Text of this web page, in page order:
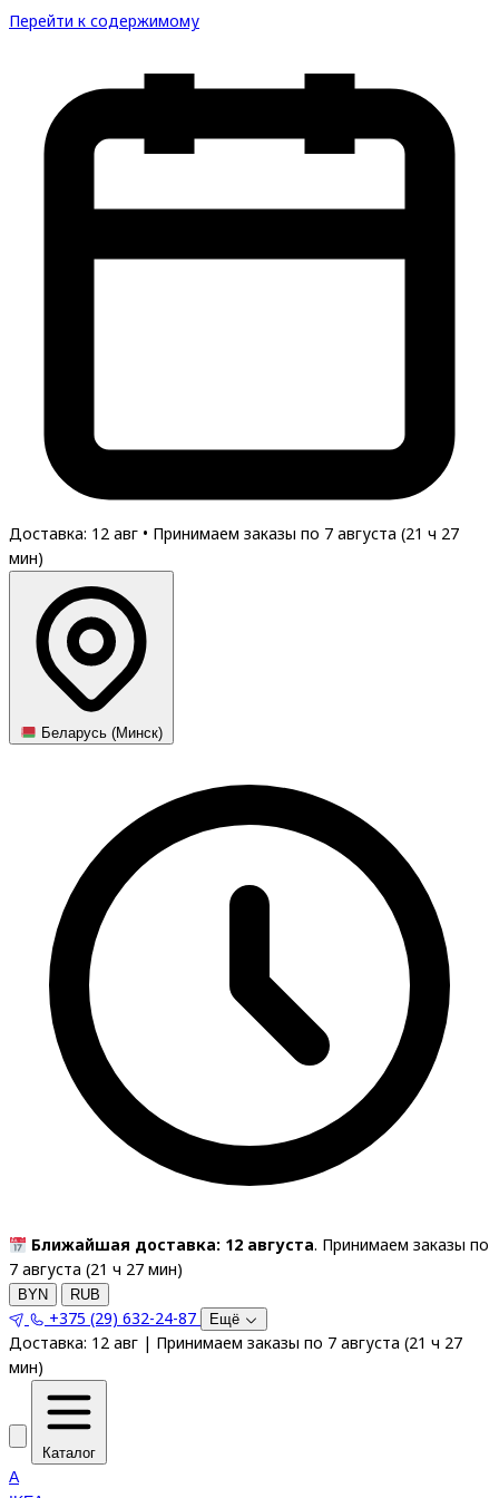
Перейти к содержимому
Доставка: 12 авг • Принимаем заказы по 7 августа (21 ч 27
мин)
Беларусь (Минск)
Ближайшая доставка: 12 августа. Принимаем заказы по
7 августа (21 ч 27 мин)
BYN RUB
+375 (29) 632-24-87 Ещё
Доставка: 12 авг | Принимаем заказы по 7 августа (21 ч 27
мин)
Каталог
A